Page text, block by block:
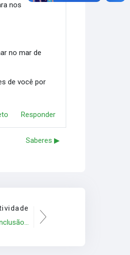
nos
no mar de
de você por
Responder
Saberes ▶︎